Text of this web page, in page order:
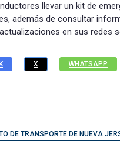
llevar un kit de
además de consultar
en sus redes
X WHATSAPP
DE TRANSPORTE DE NUEVA